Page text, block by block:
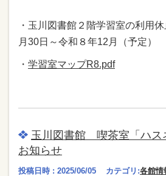
・玉川図書館２階学習室の利用
月30日～令和８年12月（予定）
・ 学習室マップR8.pdf
玉川図書館 喫茶室「ハス
お知らせ
投稿日時 : 2025/06/05 カテゴリ:各館情